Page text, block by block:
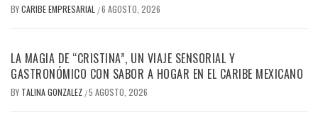
BYCARIBE EMPRESARIAL /6 AGOSTO, 2026
LA MAGIA DE “CRISTINA”, UN VIAJE SENSORIAL Y
GASTRONÓMICO CON SABOR A HOGAR EN EL CARIBE MEXICANO
BY TALINA GONZALEZ /5 AGOSTO, 2026